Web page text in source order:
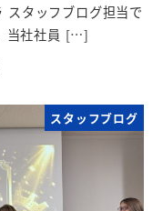
スタッフブログ担当で
当社社員 […]
スタッフブログ